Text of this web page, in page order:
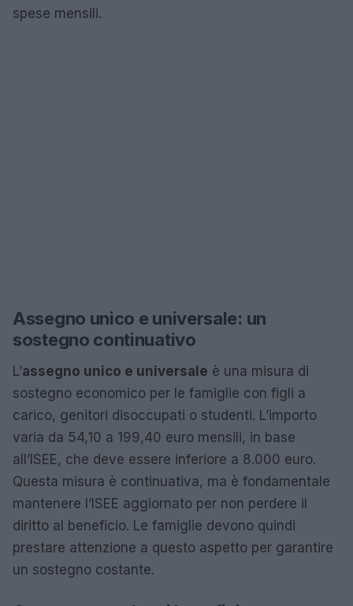
spese mensili.
Assegno unico e universale: un
sostegno continuativo
L’assegno unico e universale è una misura di
sostegno economico per le famiglie con figli a
carico, genitori disoccupati o studenti. L’importo
varia da 54,10 a 199,40 euro mensili, in base
all’ISEE, che deve essere inferiore a 8.000 euro.
Questa misura è continuativa, ma è fondamentale
mantenere l’ISEE aggiornato per non perdere il
diritto al beneficio. Le famiglie devono quindi
prestare attenzione a questo aspetto per garantire
un sostegno costante.